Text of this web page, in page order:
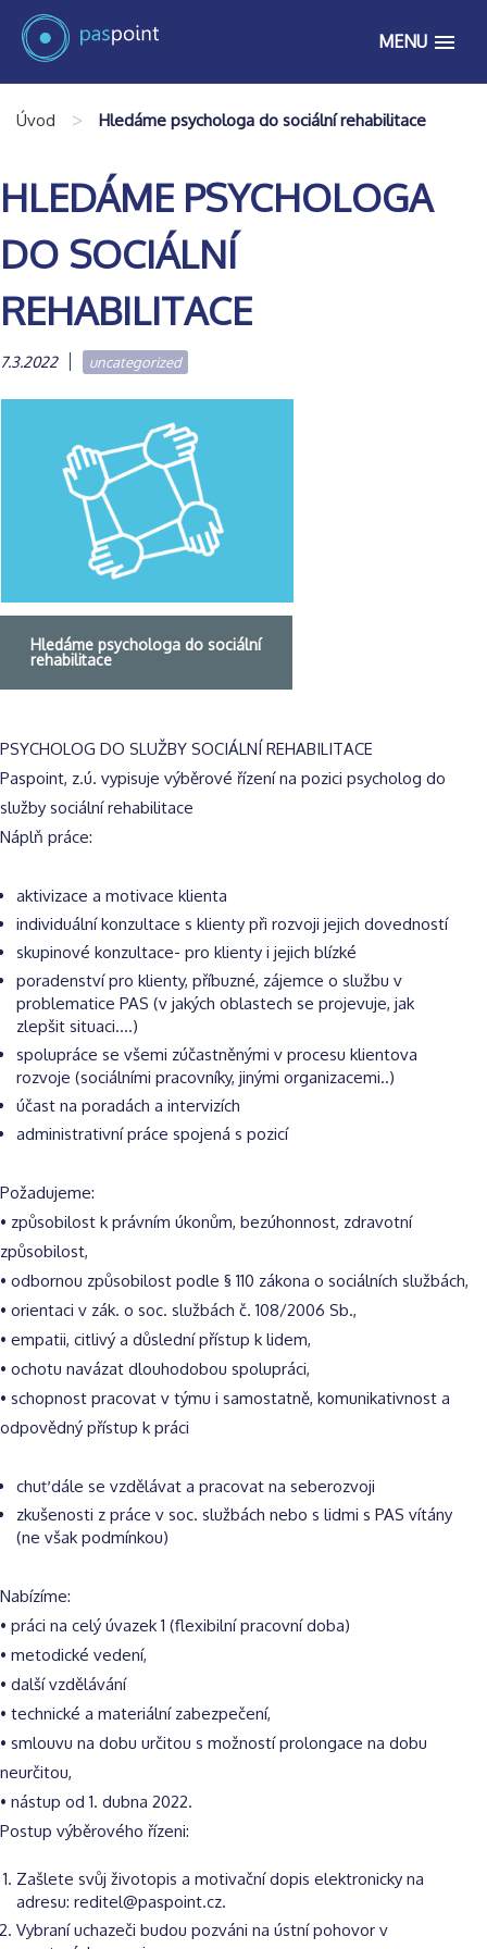
MENU
Úvod > Hledáme psychologa do sociální rehabilitace
HLEDÁME PSYCHOLOGA
DO SOCIÁLNÍ
REHABILITACE
7.3.2022 uncategorized
Hledáme psychologa do sociální
rehabilitace
PSYCHOLOG DO SLUŽBY SOCIÁLNÍ REHABILITACE
Paspoint, z.ú. vypisuje výběrové řízení na pozici psycholog do
služby sociální rehabilitace
Náplň práce:
aktivizace a motivace klienta
individuální konzultace s klienty při rozvoji jejich dovedností
skupinové konzultace- pro klienty i jejich blízké
poradenství pro klienty, příbuzné, zájemce o službu v
problematice PAS (v jakých oblastech se projevuje, jak
zlepšit situaci….)
spolupráce se všemi zúčastněnými v procesu klientova
rozvoje (sociálními pracovníky, jinými organizacemi..)
účast na poradách a intervizích
administrativní práce spojená s pozicí
Požadujeme:
• způsobilost k právním úkonům, bezúhonnost, zdravotní
způsobilost,
• odbornou způsobilost podle § 110 zákona o sociálních službách,
• orientaci v zák. o soc. službách č. 108/2006 Sb.,
• empatii, citlivý a důslední přístup k lidem,
• ochotu navázat dlouhodobou spolupráci,
• schopnost pracovat v týmu i samostatně, komunikativnost a
odpovědný přístup k práci
chuť dále se vzdělávat a pracovat na seberozvoji
zkušenosti z práce v soc. službách nebo s lidmi s PAS vítány
(ne však podmínkou)
Nabízíme:
• práci na celý úvazek 1 (flexibilní pracovní doba)
• metodické vedení,
• další vzdělávání
• technické a materiální zabezpečení,
• smlouvu na dobu určitou s možností prolongace na dobu
neurčitou,
• nástup od 1. dubna 2022.
Postup výběrového řízeni:
Zašlete svůj životopis a motivační dopis elektronicky na
adresu: reditel@paspoint.cz.
Vybraní uchazeči budou pozváni na ústní pohovor v